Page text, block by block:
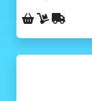
Ritiro sul